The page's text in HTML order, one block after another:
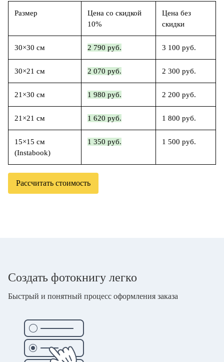
Размер
Цена со скидкой
10%
Цена без
скидки
30×30 см 2 790 руб. 3 100 руб.
30×21 см 2 070 руб. 2 300 руб.
21×30 см 1 980 руб. 2 200 руб.
21×21 см 1 620 руб. 1 800 руб.
15×15 см
(Instabook)
1 350 руб. 1 500 руб.
Рассчитать стоимость
Создать фотокнигу легко
Быстрый и понятный процесс оформления заказа